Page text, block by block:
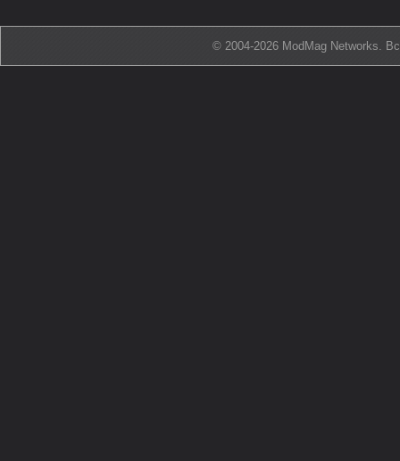
© 2004-2026 ModMag Networks.